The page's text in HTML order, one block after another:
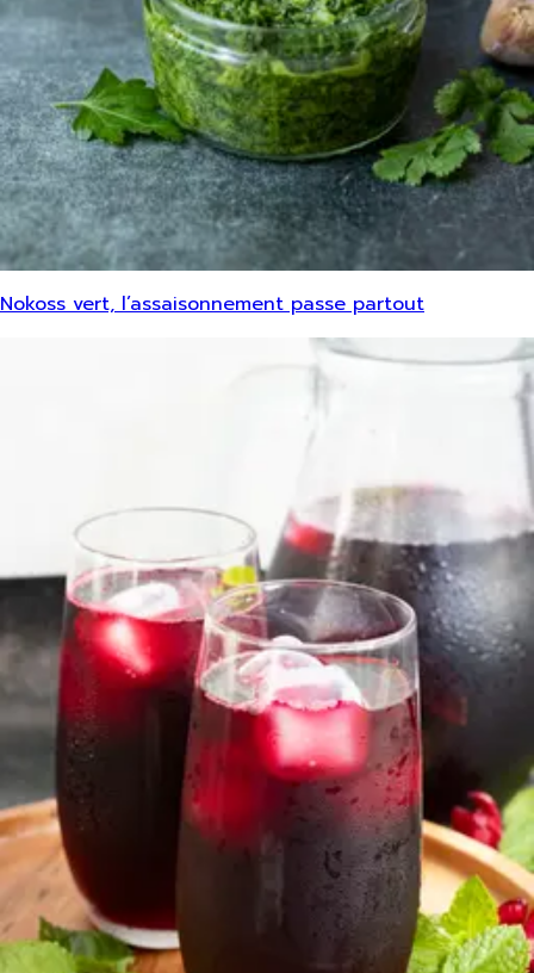
Nokoss vert, l’assaisonnement passe partout